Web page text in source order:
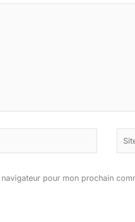
pour mon prochain